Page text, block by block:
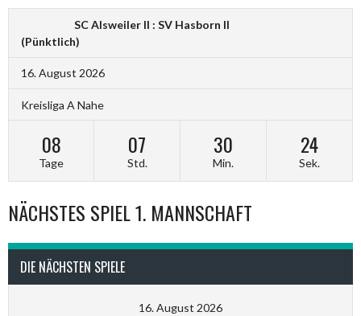
SC Alsweiler II : SV Hasborn II
(Pünktlich)
16. August 2026
Kreisliga A Nahe
08
Tage
07
Std.
30
Min.
24
Sek.
NÄCHSTES SPIEL 1. MANNSCHAFT
DIE NÄCHSTEN SPIELE
16. August 2026